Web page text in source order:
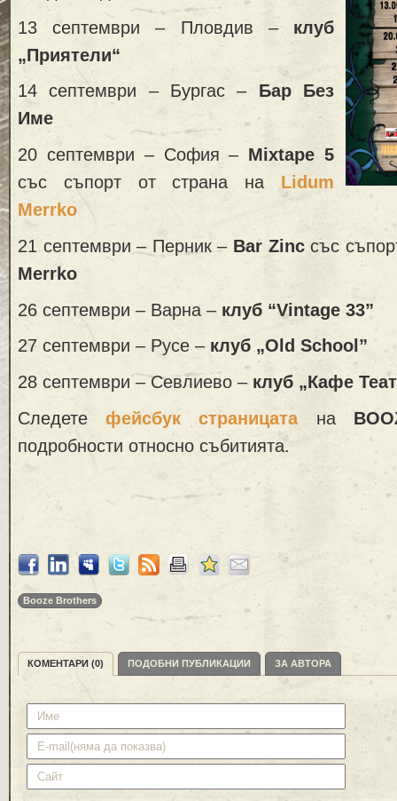
13 септември – Пловдив – клуб
„Приятели“
14 септември – Бургас – Бар Без
Име
20 септември – София – Mixtape 5
със съпорт от страна на Lidum
Merrko
21 септември – Перник – Bar Zincсъс
Merrko
26 септември – Варна – клуб “Vintage 33”
27 септември – Русе – клуб „Old School”
28 септември – Севлиево – клуб „Кафе
Следетефейсбук страницата на
подробности относно събитията.
Booze Brothers
КОМЕНТАРИ (0) ПОДОБНИ ПУБЛИКАЦИИ ЗА АВТОРА